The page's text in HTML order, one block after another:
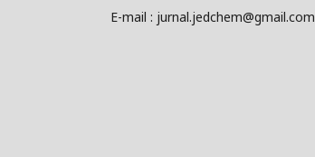
E-mail : jurnal.jedchem@gmail.com